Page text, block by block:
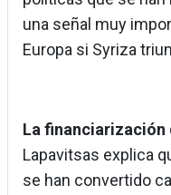
una señal muy
Europa si Syriza
La financiarización
Lapavitsas explica
se han convertido